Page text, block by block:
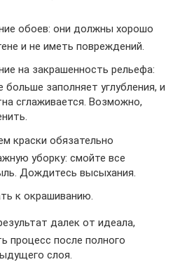
обоев: они должны хорошо
и не иметь повреждений.
на закрашенность рельефа:
заполняет углубления, и
сглаживается. Возможно,
краски обязательно
уборку: смойте все
Дождитесь высыхания.
к окрашиванию.
далек от идеала,
процесс после полного
слоя.